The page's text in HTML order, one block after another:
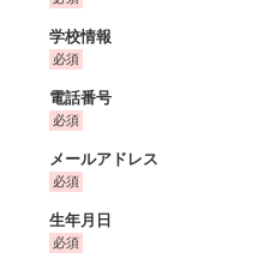
学校情報
電話番号
メールアドレス
生年月日